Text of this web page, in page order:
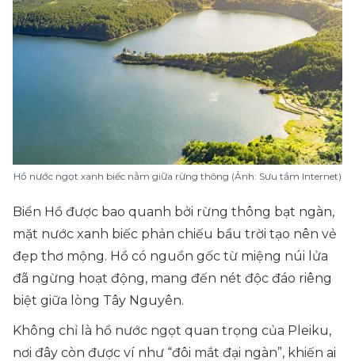
Hồ nước ngọt xanh biếc nằm giữa rừng thông (Ảnh: Sưu tầm Internet)
Biển Hồ được bao quanh bởi rừng thông bạt ngàn,
mặt nước xanh biếc phản chiếu bầu trời tạo nên vẻ
đẹp thơ mộng. Hồ có nguồn gốc từ miệng núi lửa
đã ngừng hoạt động, mang đến nét độc đáo riêng
biệt giữa lòng Tây Nguyên.
Không chỉ là hồ nước ngọt quan trọng của Pleiku,
nơi đây còn được ví như “đôi mắt đại ngàn”, khiến ai